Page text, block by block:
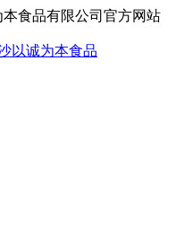
食品有限公司官方网站